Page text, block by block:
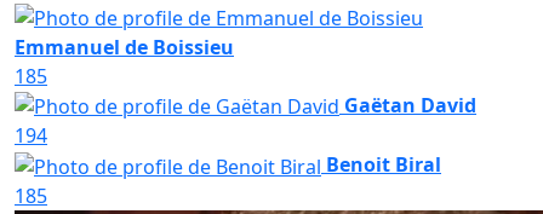
Emmanuel de Boissieu
185
Gaëtan David
194
Benoit Biral
185